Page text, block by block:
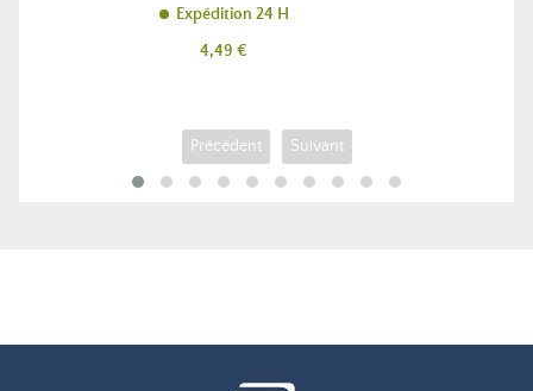
Expédition 24 H
Prix
4,49 €
Précédent Suivant